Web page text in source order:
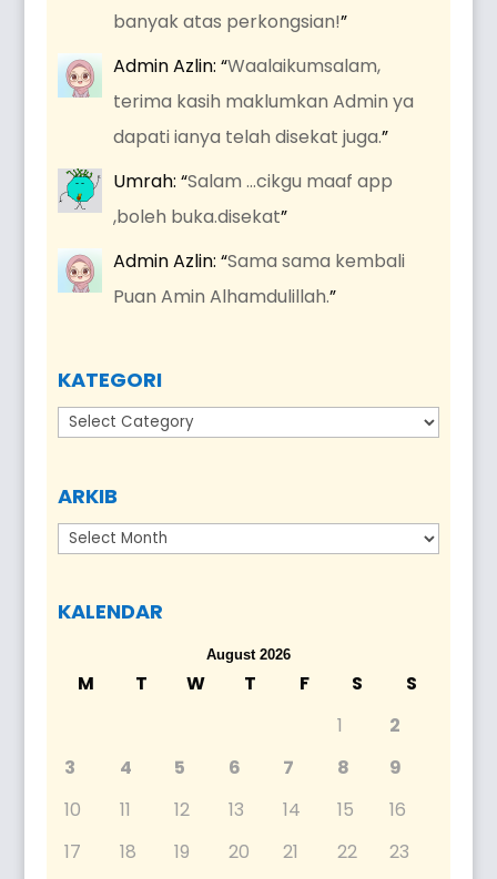
banyak atas perkongsian!”
Admin Azlin: “Waalaikumsalam,
terima kasih maklumkan Admin ya
dapati ianya telah disekat juga.”
Umrah: “Salam …cikgu maaf app
,boleh buka.disekat”
Admin Azlin: “Sama sama kembali
Puan Amin Alhamdulillah.”
KATEGORI
Kategori
ARKIB
Arkib
KALENDAR
August 2026
M T W T F S
S
1
2
3
4 5 6 7 8
9
10
11 12 13 14 15
16
17
18 19 20 21 22
23